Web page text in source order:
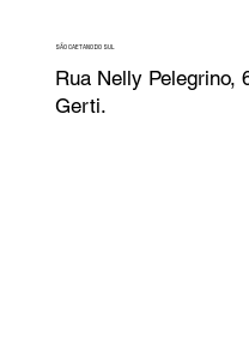
SÃO CAETANO DO SUL
Rua Nelly Pelegrino,
Gerti.